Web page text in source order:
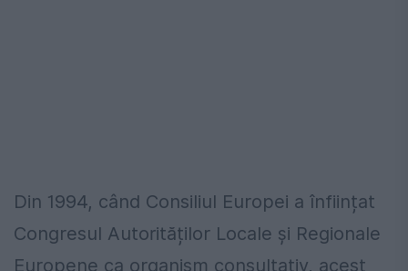
Din 1994, când Consiliul Europei a înființat
Congresul Autorităților Locale și Regionale
Europene ca organism consultativ, acest